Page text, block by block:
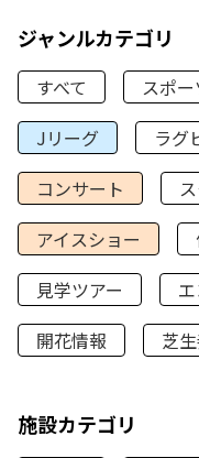
ジャンルカテゴリ
すべて スポー
Jリーグ
ラグ
コンサート
アイスショー
見学ツアー
開花情報
芝
施設カテゴリ